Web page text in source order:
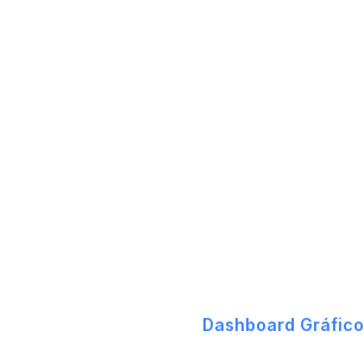
Dashboard Gráfico